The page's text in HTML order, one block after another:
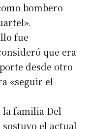
bombero
fue
que era
desde otro
«seguir el
la familia Del
el actual